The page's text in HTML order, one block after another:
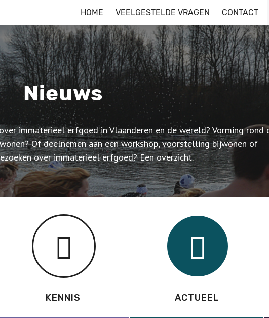
HOME VEELGESTELDE VRAGEN CONTACT
Nieuws
immaterieel erfgoed in Vlaanderen en de wereld? Vorming rond
Of deelnemen aan een workshop, voorstelling bijwonen of
over immaterieel erfgoed? Een overzicht.
KENNIS ACTUEEL